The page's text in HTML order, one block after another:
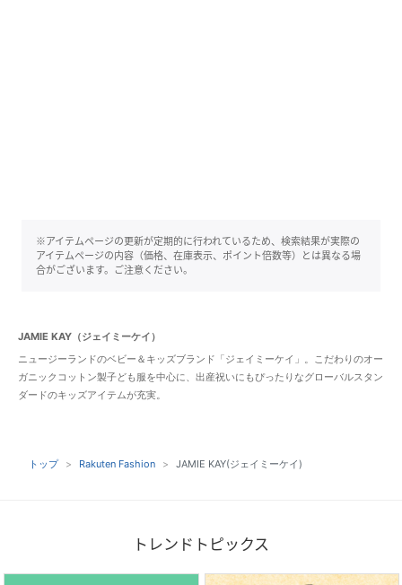
※アイテムページの更新が定期的に行われているため、検索結果が実際の
アイテムページの内容（価格、在庫表示、ポイント倍数等）とは異なる場
合がございます。ご注意ください。
JAMIE KAY（ジェイミーケイ）
ニュージーランドのベビー＆キッズブランド「ジェイミーケイ」。こだわりのオー
ガニックコットン製子ども服を中心に、出産祝いにもぴったりなグローバルスタン
ダードのキッズアイテムが充実。
トップ Rakuten Fashion JAMIE KAY(ジェイミーケイ)
トレンドトピックス